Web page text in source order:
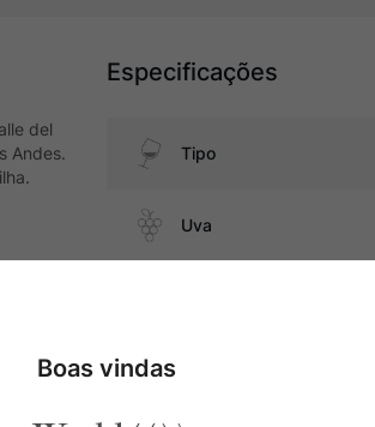
del
Andes.
Especificações
Tipo
Uva
Boas vindas